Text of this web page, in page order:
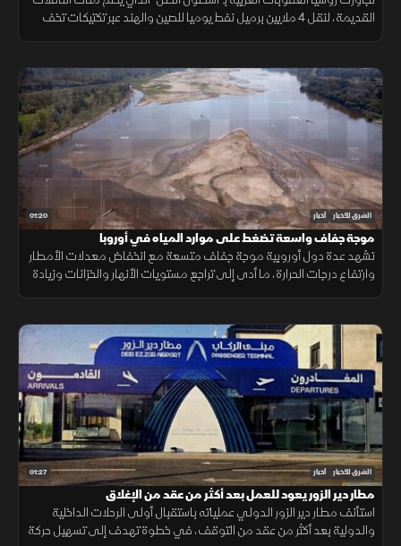
القديمة، لنقل 4 ملايين برميل نفط يوميا للصين والهند عبر تكتيكات تخف
01:20 الشرق للأخبار أخبار
موجة جفاف واسعة تضغط على موارد المياه في أوروبا
تشهد عدة دول أوروبية موجة جفاف متسعة مع انخفاض معدلات الأمطار
وارتفاع درجات الحرارة، ما أدى إلى تراجع مستويات الأنهار والخزانات وزيادة
01:27 الشرق للأخبار أخبار
مطار دير الزور يعود للعمل بعد أكثر من عقد من الإغلاق
استأنف مطار دير الزور الدولي عملياته باستقبال أولى الرحلات الداخلية
والدولية بعد أكثر من عقد من التوقف، في خطوة تهدف إلى تسهيل حركة